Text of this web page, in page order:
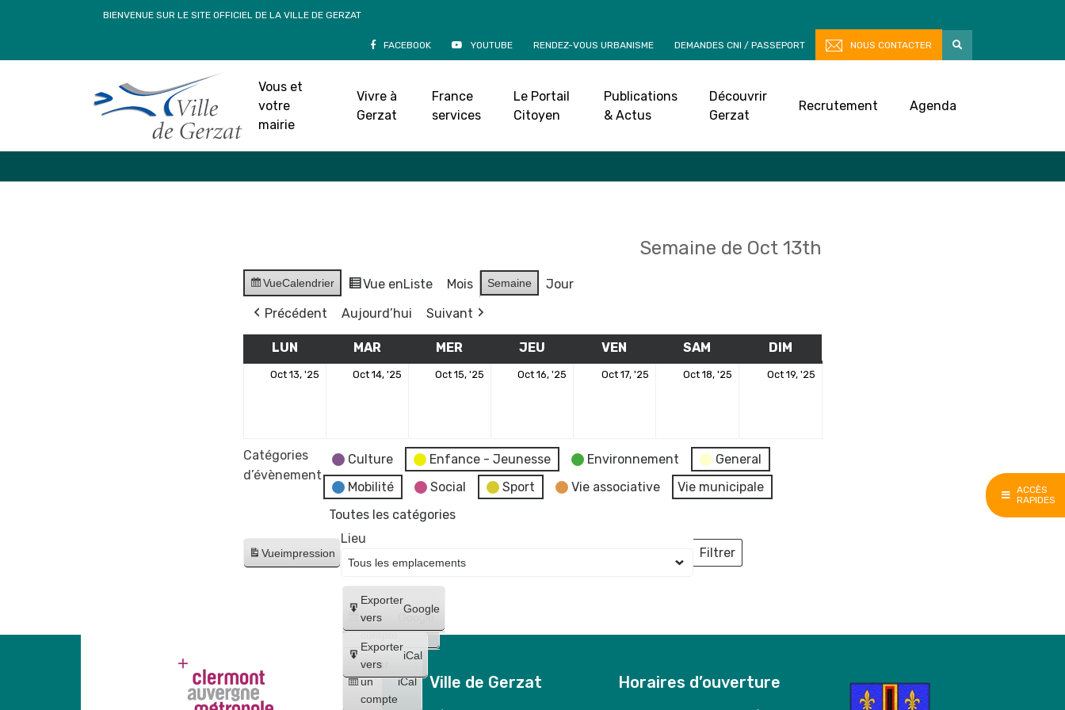
ACCÈS
RAPIDES
BIENVENUE SUR LE SITE OFFICIEL DE LA VILLE DE GERZAT
FACEBOOK YOUTUBE RENDEZ-VOUS URBANISME DEMANDES CNI / PASSEPORT NOUS CONTACTER
Vous et
votre
mairie
Vivre à
Gerzat
France
services
Le Portail
Citoyen
Publications
& Actus
Découvrir
Gerzat
Recrutement Agenda
Accueil»Agenda
Semaine de Oct 13th
VueCalendrier Vue enListe Mois Semaine
Jour
Précédent
Aujourd’hui Suivant
LUN MARMARDI MER MERCREDIJEU VEN VENDREDISAM DIM
Oct 13, '25 Oct 14, '25 Oct 15, '25 Oct 16, '25 Oct 17, '25 Oct 18, '25 Oct 19, '25
Catégories
d’évènement
Culture Enfance - Jeunesse Environnement
General
Mobilité
Social Sport Vie associative
Vie municipale
Toutes les catégories
Vueimpression
Créer
un
compte
Google
Créer
un
compte
iCal
Exporter
vers
Google
Exporter
vers
iCal
Lieu
Filtrer
Lieux
Ville de Gerzat Horaires d’ouverture